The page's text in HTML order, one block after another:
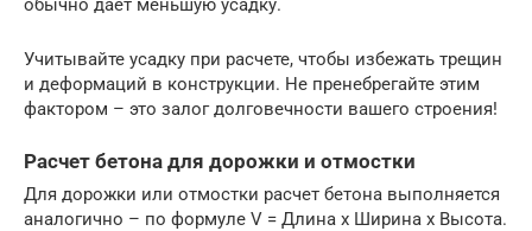
Учитывайте усадку при расчете, чтобы избежать трещин
и деформаций в конструкции. Не пренебрегайте этим
фактором – это залог долговечности вашего строения!
Расчет бетона для дорожки и отмостки
Для дорожки или отмостки расчет бетона выполняется
аналогично – по формуле V = Длина x Ширина x Высота.